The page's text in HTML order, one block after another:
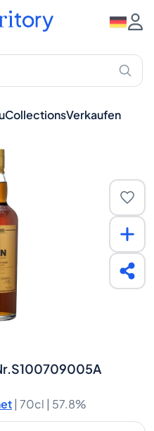
CollectionsVerkaufen
| 70cl | 57.8%